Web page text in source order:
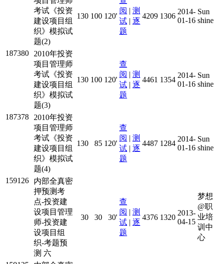
考试《投资
建设项目组
织》模拟试
题(2)
130 100 120'
阅 | 测
试 | 逐
题
4209 1306
2014-
01-16
Sun
shine
187380
2010年投资
项目管理师
考试《投资
建设项目组
织》模拟试
题(3)
130 100 120'
查
阅 | 测
试 | 逐
题
4461 1354
2014-
01-16
Sun
shine
187378
2010年投资
项目管理师
考试《投资
建设项目组
织》模拟试
题(4)
130 85 120'
查
阅 | 测
试 | 逐
题
4487 1284
2014-
01-16
Sun
shine
159126
内部全真密
押预测考
点-投资建
设项目管理
师-投资建
设项目组
织-考题预
测 六
30 30 30'
查
阅 | 测
试 | 逐
题
4376 1320
2013-
04-15
梦想
@职
业培
训中
心